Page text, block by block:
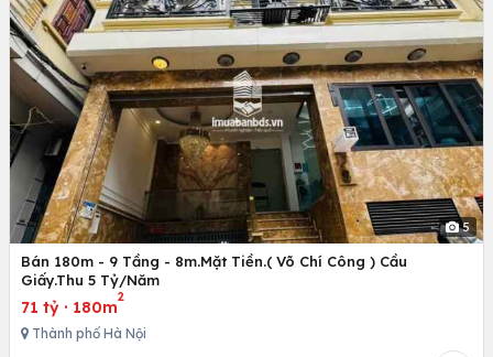
5
Bán 180m - 9 Tầng - 8m.Mặt Tiền.( Võ Chí Công ) Cầu
Giấy.Thu 5 Tỷ/Năm
71 tỷ · 180m
2
Thành phố Hà Nội